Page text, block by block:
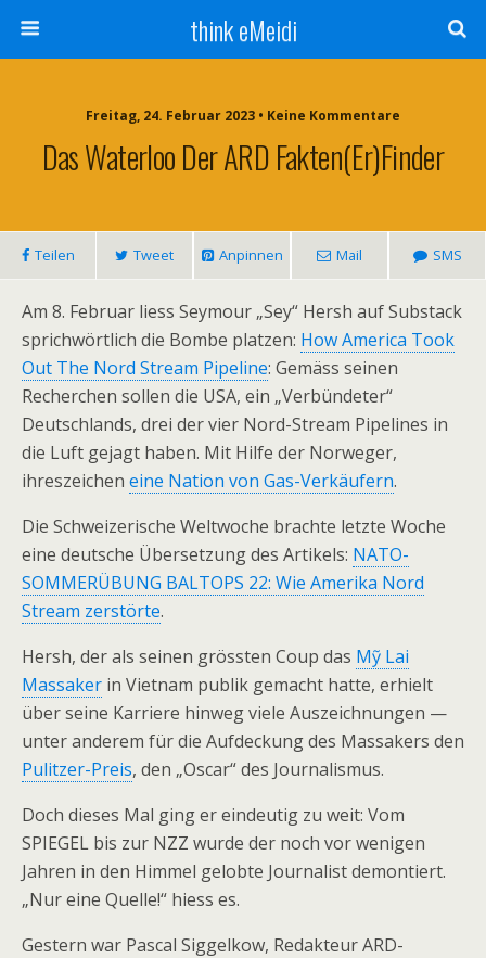
think eMeidi
Freitag, 24. Februar 2023 • Keine Kommentare
Das Waterloo Der ARD Fakten(er)finder
Teilen Tweet Anpinnen Mail SMS
Am 8. Februar liess Seymour „Sey“ Hersh auf Substack
sprichwörtlich die Bombe platzen: How America Took
Out The Nord Stream Pipeline: Gemäss seinen
Recherchen sollen die USA, ein „Verbündeter“
Deutschlands, drei der vier Nord-Stream Pipelines in
die Luft gejagt haben. Mit Hilfe der Norweger,
ihreszeichen eine Nation von Gas-Verkäufern.
Die Schweizerische Weltwoche brachte letzte Woche
eine deutsche Übersetzung des Artikels: NATO-
SOMMERÜBUNG BALTOPS 22: Wie Amerika Nord
Stream zerstörte.
Hersh, der als seinen grössten Coup das Mỹ Lai
Massaker in Vietnam publik gemacht hatte, erhielt
über seine Karriere hinweg viele Auszeichnungen —
unter anderem für die Aufdeckung des Massakers den
Pulitzer-Preis, den „Oscar“ des Journalismus.
Doch dieses Mal ging er eindeutig zu weit: Vom
SPIEGEL bis zur NZZ wurde der noch vor wenigen
Jahren in den Himmel gelobte Journalist demontiert.
„Nur eine Quelle!“ hiess es.
Gestern war Pascal Siggelkow, Redakteur ARD-